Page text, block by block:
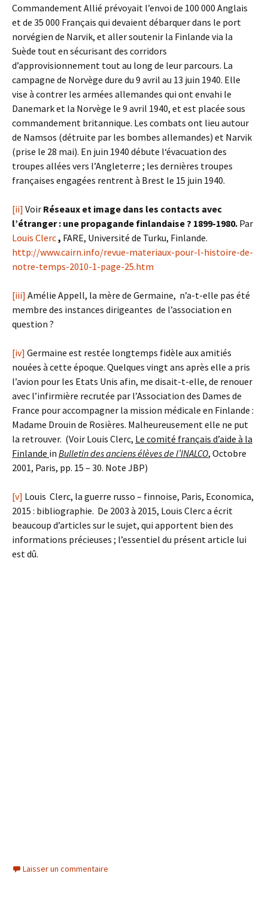
Commandement Allié prévoyait l’envoi de 100 000 Anglais
et de 35 000 Français qui devaient débarquer dans le port
norvégien de Narvik, et aller soutenir la Finlande via la
Suède tout en sécurisant des corridors
d’approvisionnement tout au long de leur parcours. La
campagne de Norvège dure du 9 avril au 13 juin 1940. Elle
vise à contrer les armées allemandes qui ont envahi le
Danemark et la Norvège le 9 avril 1940, et est placée sous
commandement britannique. Les combats ont lieu autour
de Namsos (détruite par les bombes allemandes) et Narvik
(prise le 28 mai). En juin 1940 débute l‘évacuation des
troupes allées vers l’Angleterre ; les dernières troupes
françaises engagées rentrent à Brest le 15 juin 1940.
[ii] Voir Réseaux et image dans les contacts avec
l’étranger : une propagande finlandaise ? 1899-1980. Par
Louis Clerc, FARE, Université de Turku, Finlande.
http://www.cairn.info/revue-materiaux-pour-l-histoire-de-
notre-temps-2010-1-page-25.htm
[iii] Amélie Appell, la mère de Germaine, n’a-t-elle pas été
membre des instances dirigeantes de l’association en
question ?
[iv] Germaine est restée longtemps fidèle aux amitiés
nouées à cette époque. Quelques vingt ans après elle a pris
l’avion pour les Etats Unis afin, me disait-t-elle, de renouer
avec l’infirmière recrutée par l’Association des Dames de
France pour accompagner la mission médicale en Finlande :
Madame Drouin de Rosières. Malheureusement elle ne put
la retrouver. (Voir Louis Clerc, Le comité français d’aide à la
Finlande in Bulletin des anciens élèves de l’INALCO, Octobre
2001, Paris, pp. 15 – 30. Note JBP)
[v] Louis Clerc, la guerre russo – finnoise, Paris, Economica,
2015 : bibliographie. De 2003 à 2015, Louis Clerc a écrit
beaucoup d’articles sur le sujet, qui apportent bien des
informations précieuses ; l’essentiel du présent article lui
est dû.
Laisser un commentaire